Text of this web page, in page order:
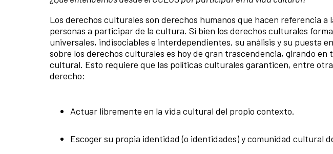
Los derechos culturales son derechos humanos que hacen referencia
personas a participar de la cultura. Si bien los derechos culturales
universales, indisociables e interdependientes, su análisis y su puesta
sobre los derechos culturales es hoy de gran trascendencia, girando
cultural. Esto requiere que las políticas culturales garanticen, entre
derecho:
Actuar libremente en la vida cultural del propio contexto.
Escoger su propia identidad (o identidades) y comunidad cultural